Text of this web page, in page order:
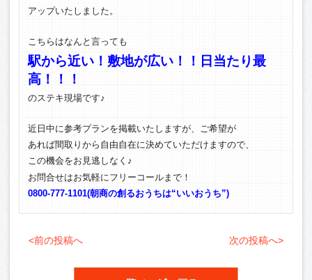
アップいたしました。
こちらはなんと言っても
駅から近い！敷地が広い！！日当たり最
高！！！
のステキ現場です♪
近日中に参考プランを掲載いたしますが、ご希望が
あれば間取りから自由自在に決めていただけますので、
この機会をお見逃しなく♪
お問合せはお気軽にフリーコールまで！
0800-777-1101(朝商の創るおうちは“いいおうち”)
<前の投稿へ 次の投稿へ>